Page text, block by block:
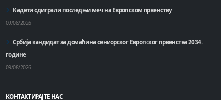
Кадети одиграли последњи меч на Европском првенству
09/08/2026
Србија кандидат за домаћинa сениорског Европског првенства 2034.
године
09/08/2026
КОНТАКТИРАЈТЕ НАС